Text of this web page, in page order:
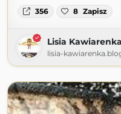
356 8 Zapisz
Lisia Kawiarenka
lisia-